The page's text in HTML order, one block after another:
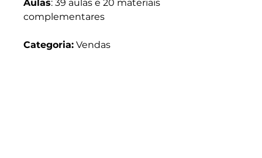
Aulas: 39 aulas e 20 materiais
complementares
Categoria: Vendas